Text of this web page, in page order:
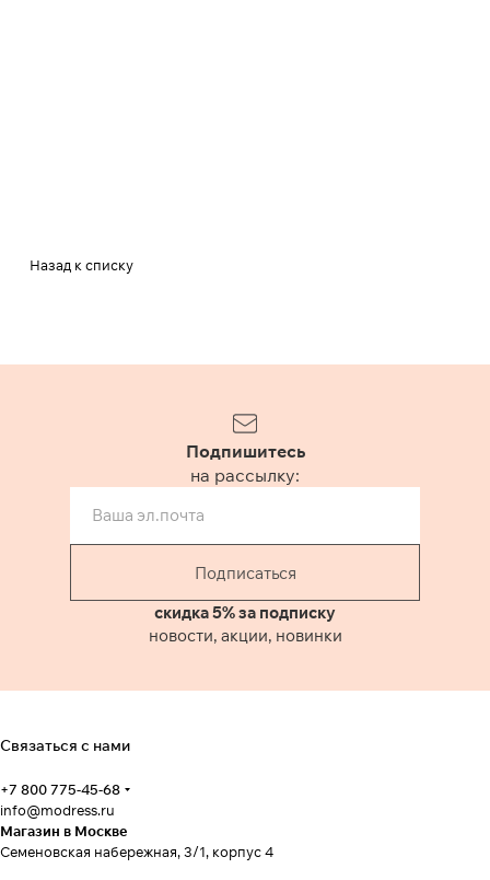
Назад к списку
Подпишитесь
на рассылку:
Подписаться
скидка 5% за подписку
новости, акции, новинки
Связаться с нами
+7 800 775-45-68
info@modress.ru
Магазин в Москве
Семеновская набережная, 3/1, корпус 4